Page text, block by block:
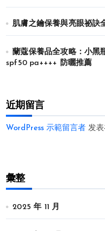
肌膚之鑰保養與亮眼祕訣
蘭蔻保養品全攻略：小黑
spf50 pa++++ 防曬推薦
近期留言
WordPress 示範留言者 发表
彙整
2025 年 11 月